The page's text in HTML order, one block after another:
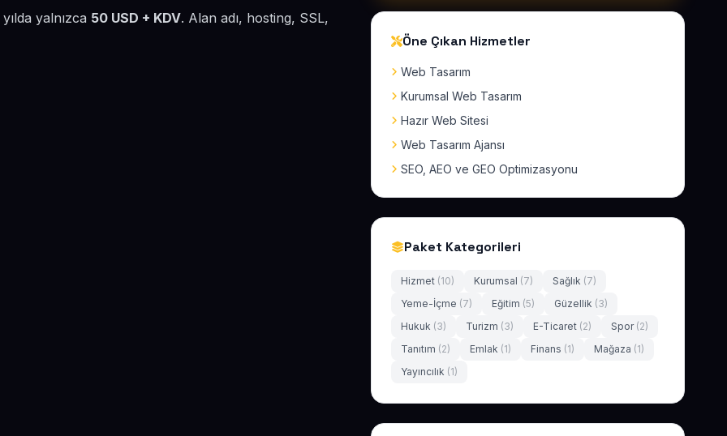
yalnızca 50 USD + KDV. Alan adı, hosting, SSL,
Öne Çıkan Hizmetler
Web Tasarım
Kurumsal Web Tasarım
Hazır Web Sitesi
Web Tasarım Ajansı
SEO, AEO ve GEO Optimizasyonu
Paket Kategorileri
Hizmet (10) Kurumsal (7) Sağlık (7)
Yeme-İçme (7) Eğitim (5) Güzellik (3)
Hukuk (3) Turizm (3) E-Ticaret (2) Spor (2)
Tanıtım (2) Emlak (1) Finans (1) Mağaza (1)
Yayıncılık (1)